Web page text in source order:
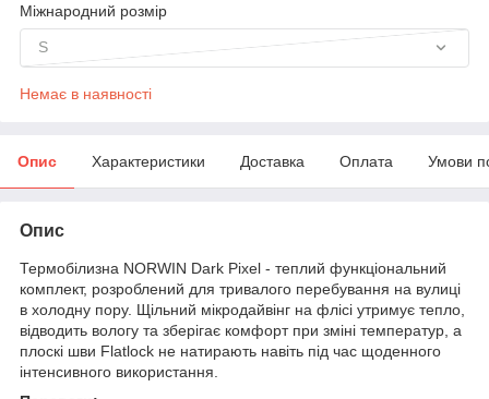
Міжнародний розмір
S
Немає в наявності
Опис Характеристики Доставка Оплата Умови
Опис
Термобілизна NORWIN Dark Pixel - теплий функціональний
комплект, розроблений для тривалого перебування на вулиці
в холодну пору. Щільний мікродайвінг на флісі утримує тепло,
відводить вологу та зберігає комфорт при зміні температур, а
плоскі шви Flatlock не натирають навіть під час щоденного
інтенсивного використання.